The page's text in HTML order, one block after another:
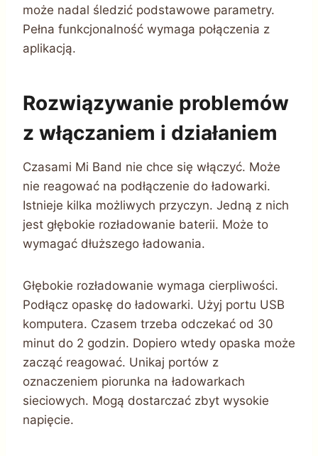
może nadal śledzić podstawowe parametry.
Pełna funkcjonalność wymaga połączenia z
aplikacją.
Rozwiązywanie problemów
z włączaniem i działaniem
Czasami Mi Band nie chce się włączyć. Może
nie reagować na podłączenie do ładowarki.
Istnieje kilka możliwych przyczyn. Jedną z nich
jest głębokie rozładowanie baterii. Może to
wymagać dłuższego ładowania.
Głębokie rozładowanie wymaga cierpliwości.
Podłącz opaskę do ładowarki. Użyj portu USB
komputera. Czasem trzeba odczekać od 30
minut do 2 godzin. Dopiero wtedy opaska może
zacząć reagować. Unikaj portów z
oznaczeniem piorunka na ładowarkach
sieciowych. Mogą dostarczać zbyt wysokie
napięcie.